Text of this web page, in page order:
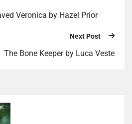
Veronica by Hazel Prior
Next Post
The Bone Keeper by Luca Veste